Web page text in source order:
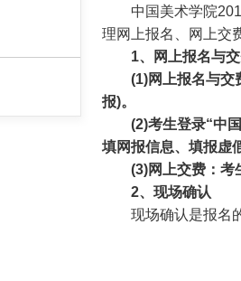
中国美术学院2015
理网上报名、网上交
1、网上报名与
(1)网上报名与交
报)。
(2)考生登录“中
填网报信息、填报虚
(3)网上交费：考
2、现场确认
现场确认是报名的